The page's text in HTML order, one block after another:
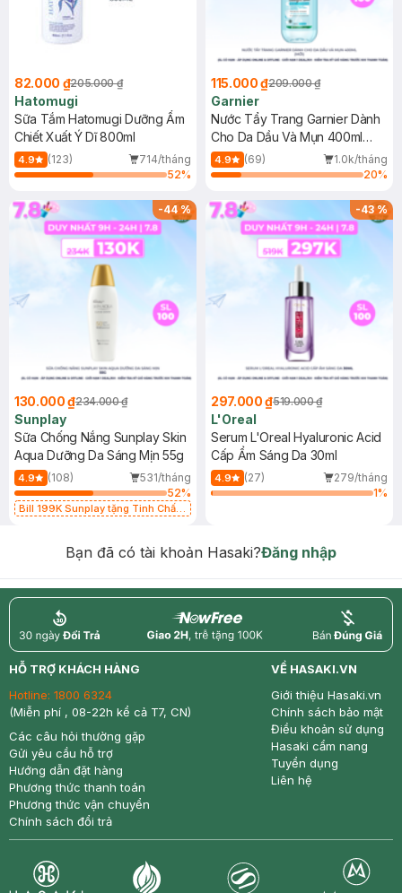
82.000 ₫205.000 ₫
Hatomugi
Sữa Tắm Hatomugi Dưỡng Ẩm
Chiết Xuất Ý Dĩ 800ml
4.9 (123)
714/tháng
52%
115.000 ₫209.000 ₫
Garnier
Nước Tẩy Trang Garnier Dành
Cho Da Dầu Và Mụn 400ml
(Mới)
4.9 (69)
1.0k/tháng
20%
-44%
130.000 ₫234.000 ₫
Sunplay
Sữa Chống Nắng Sunplay Skin
Aqua Dưỡng Da Sáng Mịn 55g
4.9 (108)
531/tháng
52%
Bill 199K Sunplay tặng Tinh Chất
-43%
297.000 ₫519.000 ₫
L'Oreal
Serum L'Oreal Hyaluronic Acid
Cấp Ẩm Sáng Da 30ml
4.9 (27)
279/tháng
1%
Bạn đã có tài khoản Hasaki?Đăng nhập
return nowfree price
HỖ TRỢ KHÁCH HÀNG
Hotline: 1800 6324
(Miễn phí , 08-22h kể cả T7, CN)
Các câu hỏi thường gặp
Gửi yêu cầu hỗ trợ
Hướng dẫn đặt hàng
Phương thức thanh toán
Phương thức vận chuyển
Chính sách đổi trả
VỀ HASAKI.VN
Giới thiệu Hasaki.vn
Chính sách bảo mật
Điều khoản sử dụng
Hasaki cẩm nang
Tuyển dụng
Liên hệ